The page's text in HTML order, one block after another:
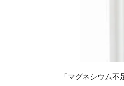
「マグネシウム